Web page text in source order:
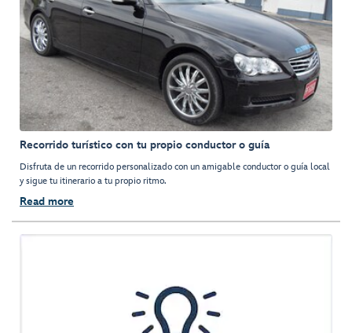
Recorrido turístico con tu propio conductor o guía
Disfruta de un recorrido personalizado con un amigable conductor o guía local
y sigue tu itinerario a tu propio ritmo.
Read more